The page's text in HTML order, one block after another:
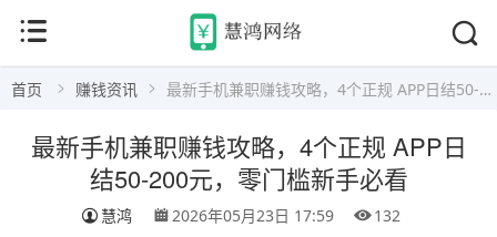
首页 赚钱资讯 最新手机兼职赚钱攻略，4个正规 APP日结50-200元，零门槛新手必看
最新手机兼职赚钱攻略，4个正规 APP日
结50-200元，零门槛新手必看
慧鸿 2026年05月23日 17:59 132